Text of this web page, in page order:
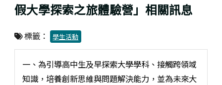
假大學探索之旅體驗營」相關訊息
標籤： 學生活動
一、為引導高中生及早探索大學學科、接觸跨領域
知識，培養創新思維與問題解決能力，並為未來大